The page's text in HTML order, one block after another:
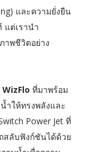
และความยั่งยืน
แต่เรานำ
าพชีวิตอย่าง
ที่มาพร้อม
ำให้ทรงพลังและ
Power Jet ที่
สลับฟังก์ชันได้ด้วย